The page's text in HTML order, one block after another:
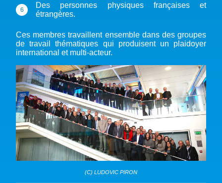
Des personnes physiques françaises et
étrangères.
Ces membres travaillent ensemble dans des groupes
de travail thématiques qui produisent un plaidoyer
international et multi-acteur.
(C) LUDOVIC PIRON